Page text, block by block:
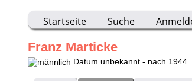
Startseite Suche
Franz Marticke
Datum unbekannt - nach 1944